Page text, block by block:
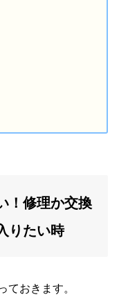
！修理か交換
りたい時
ておきます。